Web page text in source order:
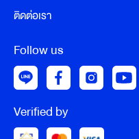
ติดต่อเรา
Follow us
Verified by